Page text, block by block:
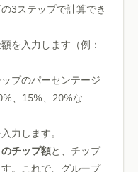
3ステップで計算でき
を入力します（例：
プのパーセンテージ
、15%、20%な
力します。
チップ額と、チップ
。これで、グループ